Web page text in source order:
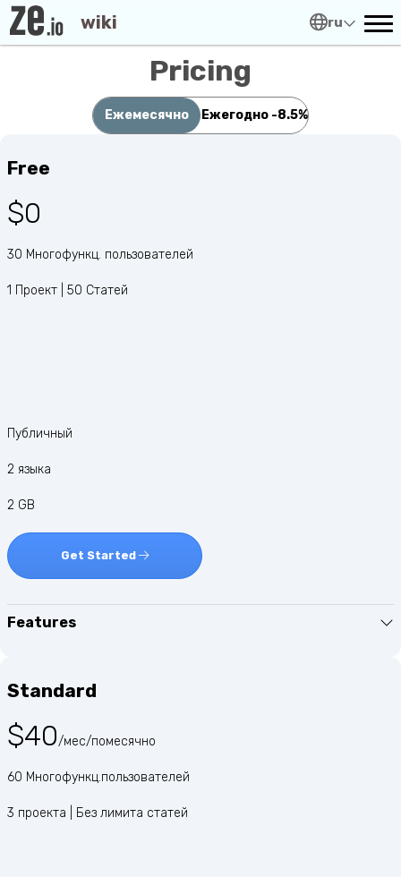
wiki ru
Pricing
Ежемесячно Ежегодно -8.5%
Free
$0
30 Многофункц. пользователей
1 Проект | 50 Статей
Публичный
2 языка
2 GB
Get Started
Features
Standard
$40/мес/помесячно
60 Многофункц.пользователей
3 проекта | Без лимита статей